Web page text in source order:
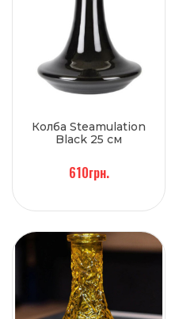
Колба Steamulation
Black 25 см
610грн.